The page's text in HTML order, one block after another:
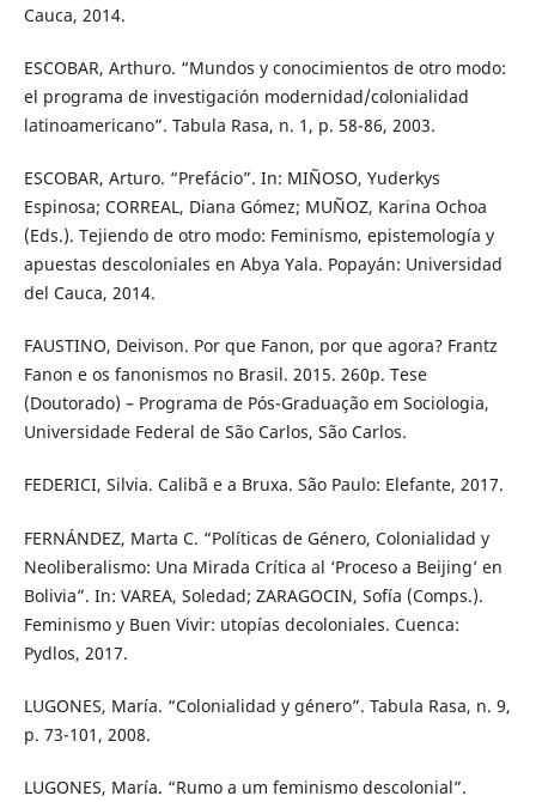
Cauca, 2014.
ESCOBAR, Arthuro. “Mundos y conocimientos de otro modo:
el programa de investigación modernidad/colonialidad
latinoamericano”. Tabula Rasa, n. 1, p. 58-86, 2003.
ESCOBAR, Arturo. “Prefácio”. In: MIÑOSO, Yuderkys
Espinosa; CORREAL, Diana Gómez; MUÑOZ, Karina Ochoa
(Eds.). Tejiendo de otro modo: Feminismo, epistemología y
apuestas descoloniales en Abya Yala. Popayán: Universidad
del Cauca, 2014.
FAUSTINO, Deivison. Por que Fanon, por que agora? Frantz
Fanon e os fanonismos no Brasil. 2015. 260p. Tese
(Doutorado) – Programa de Pós-Graduação em Sociologia,
Universidade Federal de São Carlos, São Carlos.
FEDERICI, Silvia. Calibã e a Bruxa. São Paulo: Elefante, 2017.
FERNÁNDEZ, Marta C. “Políticas de Género, Colonialidad y
Neoliberalismo: Una Mirada Crítica al ‘Proceso a Beijing’ en
Bolivia”. In: VAREA, Soledad; ZARAGOCIN, Sofía (Comps.).
Feminismo y Buen Vivir: utopías decoloniales. Cuenca:
Pydlos, 2017.
LUGONES, María. “Colonialidad y género”. Tabula Rasa, n. 9,
p. 73-101, 2008.
LUGONES, María. “Rumo a um feminismo descolonial”.